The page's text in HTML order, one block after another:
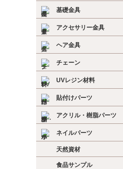
基礎金具
アクセサリー金具
ヘア金具
チェーン
UVレジン材料
貼付けパーツ
アクリル・樹脂パーツ
ネイルパーツ
天然資材
食品サンプル